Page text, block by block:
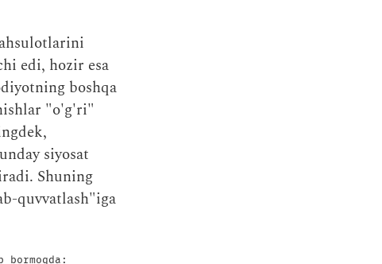
edi, hozir esa
boshqa
"o'g'ri"
siyosat
Shuning
quvvatlash"iga